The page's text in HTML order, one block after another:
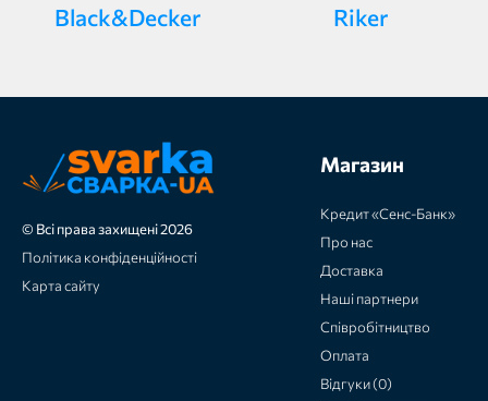
Black&Decker Riker
© Всі права захищені 2026
Політика конфіденційності
Карта сайту
Магазин
Кредит «Сенс-Банк»
Про нас
Доставка
Наші партнери
Співробітництво
Оплата
Відгуки (0)